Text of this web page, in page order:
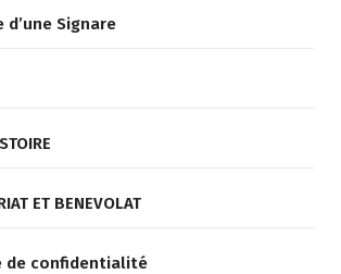
d’une Signare
ET BENEVOLAT
de confidentialité